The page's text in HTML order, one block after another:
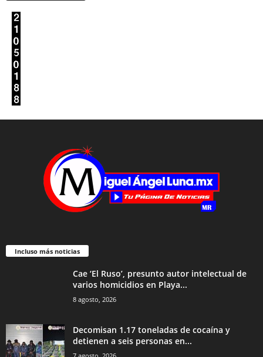
Incluso más noticias
Cae ‘El Ruso’, presunto autor intelectual de
varios homicidios en Playa...
8 agosto, 2026
Decomisan 1.17 toneladas de cocaína y
detienen a seis personas en...